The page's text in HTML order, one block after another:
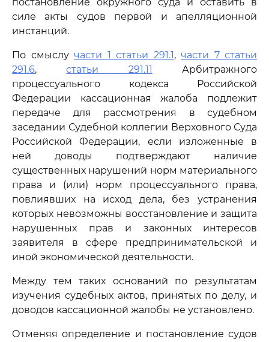
силе акты судов первой и апелляционной
инстанций.
По смыслу части 1 статьи 291.1, части 7 статьи
291.6,статьи 291.11 Арбитражного
процессуального кодекса Российской
Федерации кассационная жалоба подлежит
передаче для рассмотрения в судебном
заседании Судебной коллегии Верховного Суда
Российской Федерации, если изложенные в
ней доводы подтверждают наличие
существенных нарушений норм материального
права и (или) норм процессуального права,
повлиявших на исход дела, без устранения
которых невозможны восстановление и защита
нарушенных прав и законных интересов
заявителя в сфере предпринимательской и
иной экономической деятельности.
Между тем таких оснований по результатам
изучения судебных актов, принятых по делу, и
доводов кассационной жалобы не установлено.
Отменяя определение и постановление судов